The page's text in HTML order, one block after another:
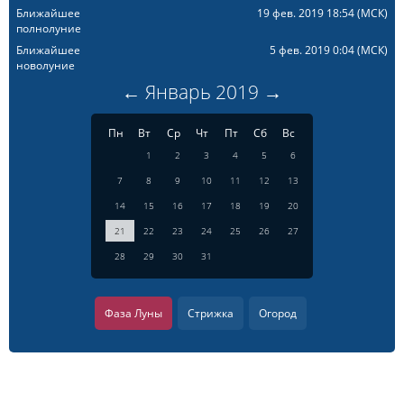
Ближайшее
полнолуние
19 фев. 2019 18:54(МСК)
Ближайшее
новолуние
5 фев. 2019 0:04(МСК)
← Январь 2019 →
Пн Вт Ср Чт Пт Сб Вс
1 2 3 4 5
6
7
8 9 10 11 12
13
14
15 16 17 18 19
20
21
22 23 24 25 26
27
28
29 30 31
Фаза Луны Стрижка Огород